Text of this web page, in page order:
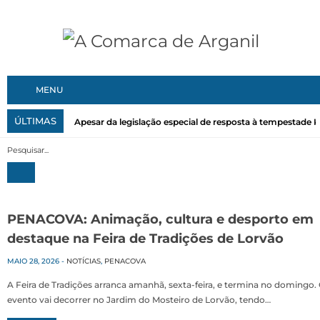
MENU
ÚLTIMAS Apesar da legislação especial de resposta à tempestade
PENACOVA: Animação, cultura e desporto em
destaque na Feira de Tradições de Lorvão
MAIO 28, 2026 - NOTÍCIAS, PENACOVA
A Feira de Tradições arranca amanhã, sexta-feira, e termina no domingo.
evento vai decorrer no Jardim do Mosteiro de Lorvão, tendo…